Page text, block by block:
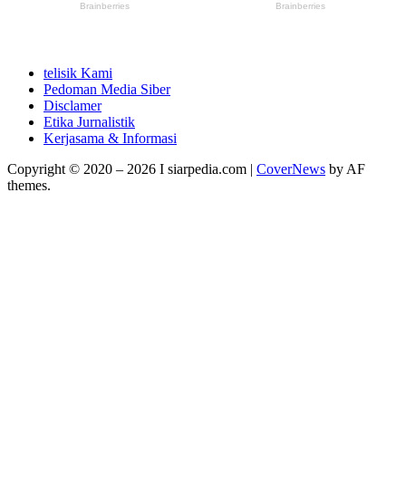
telisik Kami
Pedoman Media Siber
Disclamer
Etika Jurnalistik
Kerjasama & Informasi
Copyright © 2020 – 2026 I siarpedia.com | CoverNews by AF
themes.